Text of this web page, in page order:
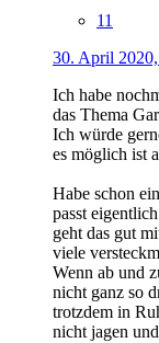
11
30. April
Ich habe
das Thema
Ich würde
es möglich ist
Habe schon
passt
geht das gut
viele
Wenn ab und
nicht ganz so
trotzdem in
nicht jagen